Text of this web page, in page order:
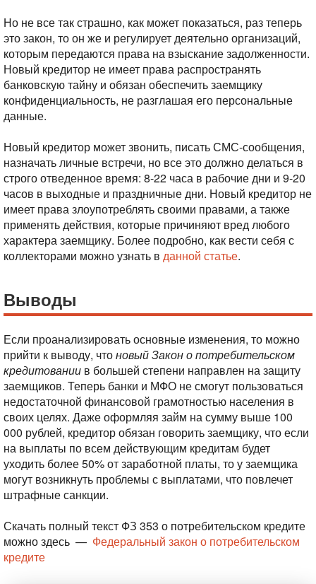
Но не все так страшно, как может показаться, раз теперь
это закон, то он же и регулирует деятельно организаций,
которым передаются права на взыскание задолженности.
Новый кредитор не имеет права распространять
банковскую тайну и обязан обеспечить заемщику
конфиденциальность, не разглашая его персональные
данные.
Новый кредитор может звонить, писать СМС-сообщения,
назначать личные встречи, но все это должно делаться в
строго отведенное время: 8-22 часа в рабочие дни и 9-20
часов в выходные и праздничные дни. Новый кредитор не
имеет права злоупотреблять своими правами, а также
применять действия, которые причиняют вред любого
характера заемщику. Более подробно, как вести себя с
коллекторами можно узнать в данной статье.
Выводы
Если проанализировать основные изменения, то можно
прийти к выводу, чтоновый Закон о потребительском
кредитовании в большей степени направлен на защиту
заемщиков. Теперь банки и МФО не смогут пользоваться
недостаточной финансовой грамотностью населения в
своих целях. Даже оформляя займ на сумму выше 100
000 рублей, кредитор обязан говорить заемщику, что если
на выплаты по всем действующим кредитам будет
уходить более 50% от заработной платы, то у заемщика
могут возникнуть проблемы с выплатами, что повлечет
штрафные санкции.
Скачать полный текст ФЗ 353 о потребительском кредите
можно здесь — Федеральный закон о потребительском
кредите